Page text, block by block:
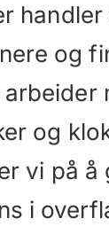
handler
og
og
vi på å
i